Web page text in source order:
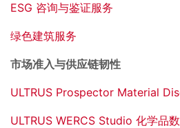
ESG 咨询与鉴证服务
绿色建筑服务
市场准入与供应链韧性
ULTRUS Prospector Material
ULTRUS WERCS Studio 化学品